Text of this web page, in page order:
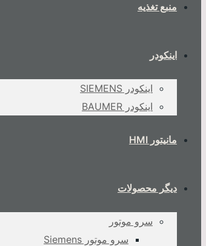
منبع تغذیه
اینکودر
اینکودر SIEMENS
اینکودر BAUMER
مانیتور HMI
دیگر محصولات
سرو موتور
سرو موتور Siemens